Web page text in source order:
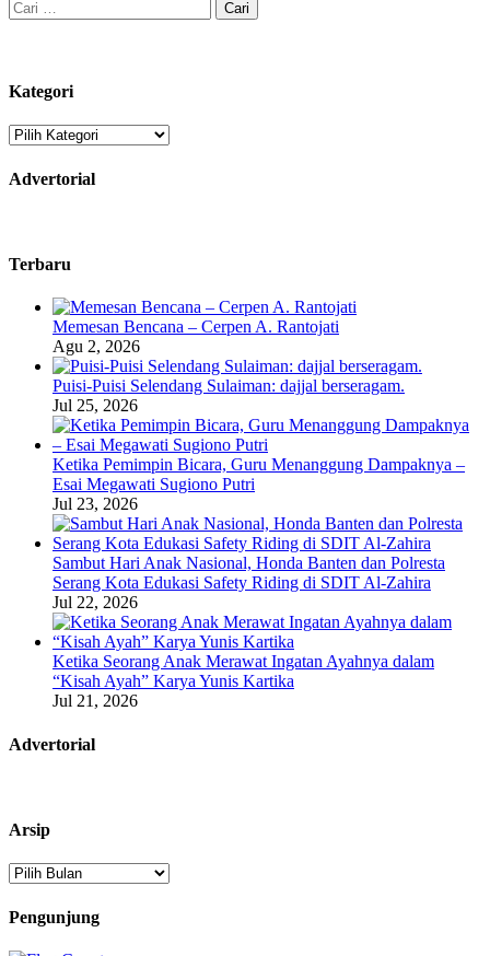
Cari
untuk:
Kategori
Kategori
Advertorial
Terbaru
Memesan Bencana – Cerpen A. Rantojati
Agu 2, 2026
Puisi-Puisi Selendang Sulaiman: dajjal berseragam.
Jul 25, 2026
Ketika Pemimpin Bicara, Guru Menanggung Dampaknya –
Esai Megawati Sugiono Putri
Jul 23, 2026
Sambut Hari Anak Nasional, Honda Banten dan Polresta
Serang Kota Edukasi Safety Riding di SDIT Al-Zahira
Jul 22, 2026
Ketika Seorang Anak Merawat Ingatan Ayahnya dalam
“Kisah Ayah” Karya Yunis Kartika
Jul 21, 2026
Advertorial
Arsip
Arsip
Pengunjung